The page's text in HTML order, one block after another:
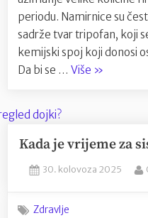
periodu. Namirnice su
sadrže tvar tripofan, koji
kemijski spoj koji donosi
Da bi se … Više »
Kada je vrijeme za
Posted
30. kolovoza 2025
Zdravlje